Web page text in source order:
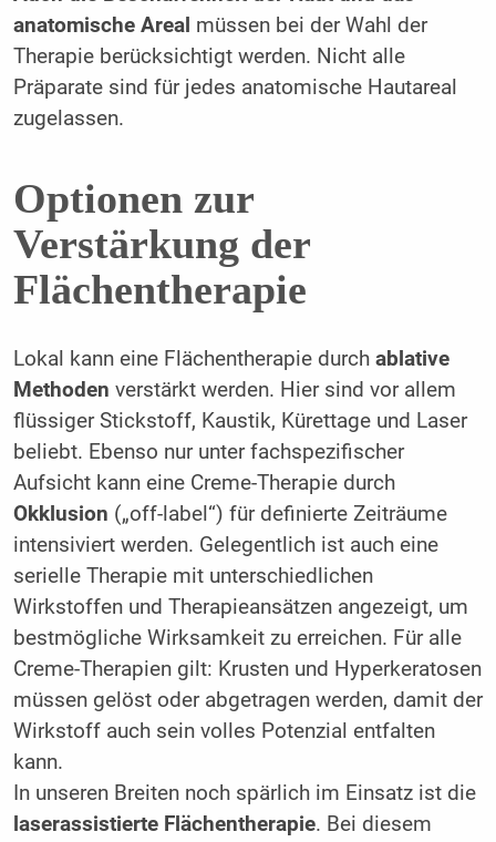
anatomische Areal müssen bei der Wahl der
Therapie berücksichtigt werden. Nicht alle
Präparate sind für jedes anatomische Hautareal
zugelassen.
Optionen zur
Verstärkung der
Flächentherapie
Lokal kann eine Flächentherapie durch ablative
Methoden verstärkt werden. Hier sind vor allem
flüssiger Stickstoff, Kaustik, Kürettage und Laser
beliebt. Ebenso nur unter fachspezifischer
Aufsicht kann eine Creme-Therapie durch
Okklusion („off-label“) für definierte Zeiträume
intensiviert werden. Gelegentlich ist auch eine
serielle Therapie mit unterschiedlichen
Wirkstoffen und Therapieansätzen angezeigt, um
bestmögliche Wirksamkeit zu erreichen. Für alle
Creme-Therapien gilt: Krusten und Hyperkeratosen
müssen gelöst oder abgetragen werden, damit der
Wirkstoff auch sein volles Potenzial entfalten
kann.
In unseren Breiten noch spärlich im Einsatz ist die
laserassistierte Flächentherapie. Bei diesem